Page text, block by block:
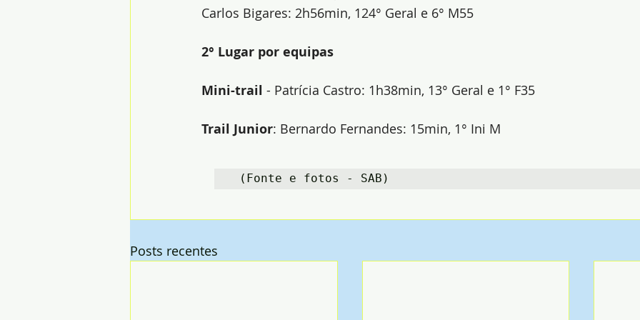
Carlos Bigares: 2h56min, 124° Geral e 6° M55
2° Lugar por equipas
Mini-trail - Patrícia Castro: 1h38min, 13° Geral e 1° F35
Trail Junior: Bernardo Fernandes: 15min, 1° Ini M
(Fonte e fotos - SAB)
Posts recentes